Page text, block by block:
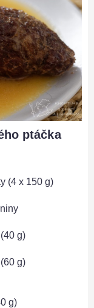
ptáčka
(4 x 150 g)
g)
g)
g)